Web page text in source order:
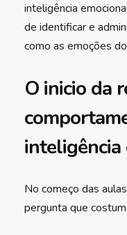
inteligência
de identificar e
como as emoções
O inicio da
inteligência
No começo das
pergunta que